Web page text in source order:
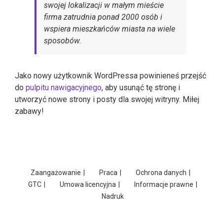
swojej lokalizacji w małym mieście
firma zatrudnia ponad 2000 osób i
wspiera mieszkańców miasta na wiele
sposobów.
Jako nowy użytkownik WordPressa powinieneś przejść
do pulpitu nawigacyjnego, aby usunąć tę stronę i
utworzyć nowe strony i posty dla swojej witryny. Miłej
zabawy!
Zaangażowanie Praca
Ochrona danych
GTC
Umowa licencyjna
Informacje prawne
Nadruk